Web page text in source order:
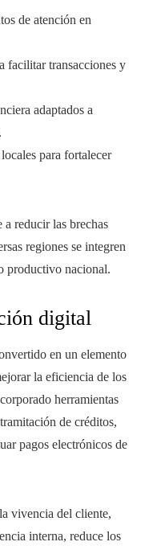
de atención en
facilitar transacciones y
adaptados a
para fortalecer
reducir las brechas
regiones se integren
productivo nacional.
digital
en un elemento
la eficiencia de los
herramientas
de créditos,
pagos electrónicos de
vivencia del cliente,
interna, reduce los